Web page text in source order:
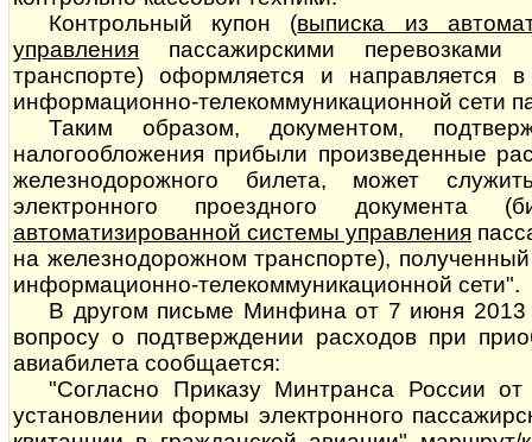
Контрольный купон (выписка из
управления пассажирскими пе­ре­воз­ка­ми
транспорте) оформляется и направляется
информационно-телекоммуникационной сети
Таким образом, документом,
налогообложения прибыли произведенные
железнодорожного билета, может
электронного проездного документа
автоматизированной системы управления
на железнодорожном транспорте),
информационно-те­ле­ком­му­ни­ка­ци­он­ной сети".
В другом письме Минфина от 7 июня
вопросу о подтверждении расходов при
авиабилета сообщается:
"Согласно Приказу Минтранса России
установлении формы электронного